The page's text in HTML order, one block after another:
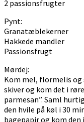
2 passionsfrugter
Pynt:
Granatæblekerner
Hakkede mandler
Passionsfrugt
Mørdej:
Kom mel, flormelis og
skiver og kom det i
parmesan”. Saml
den hvile på køl i 30
bagepapir og kom